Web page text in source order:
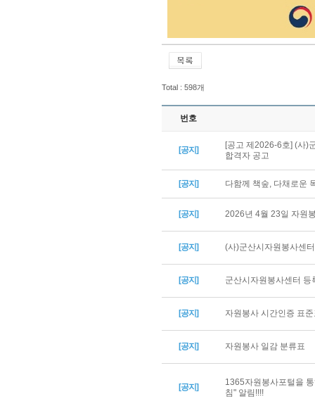
Total : 598개
번호
[공지]
[공고 제2026-6호] (사)
합격자 공고
[공지] 다함께 책숲, 다채로운
[공지] 2026년 4월 23일 자원
[공지] (사)군산시자원봉사센
[공지] 군산시자원봉사센터 등
[공지] 자원봉사 시간인증 표
[공지] 자원봉사 일감 분류표
[공지]
1365자원봉사포털을
침" 알림!!!!